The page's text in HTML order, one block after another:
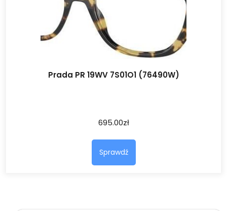
Prada PR 19WV 7S01O1 (76490W)
695.00zł
Sprawdź